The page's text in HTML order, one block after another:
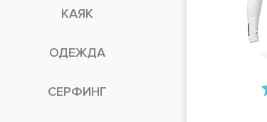
КАЯК
ОДЕЖДА
СЕРФИНГ